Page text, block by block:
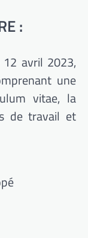
:
avril 2023,
une
vitae, la
de travail et